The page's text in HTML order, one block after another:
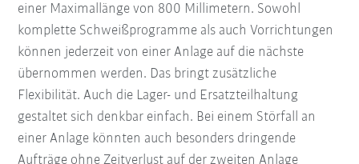
einer Maximallänge von 800 Millimetern. Sowohl
komplette Schweißprogramme als auch Vorrichtungen
können jederzeit von einer Anlage auf die nächste
übernommen werden. Das bringt zusätzliche
Flexibilität. Auch die Lager- und Ersatzteilhaltung
gestaltet sich denkbar einfach. Bei einem Störfall an
einer Anlage könnten auch besonders dringende
Aufträge ohne Zeitverlust auf der zweiten Anlage